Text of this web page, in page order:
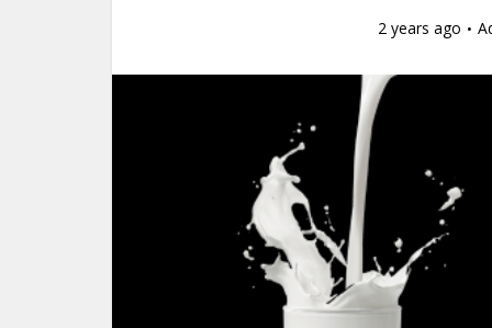
2 years ago